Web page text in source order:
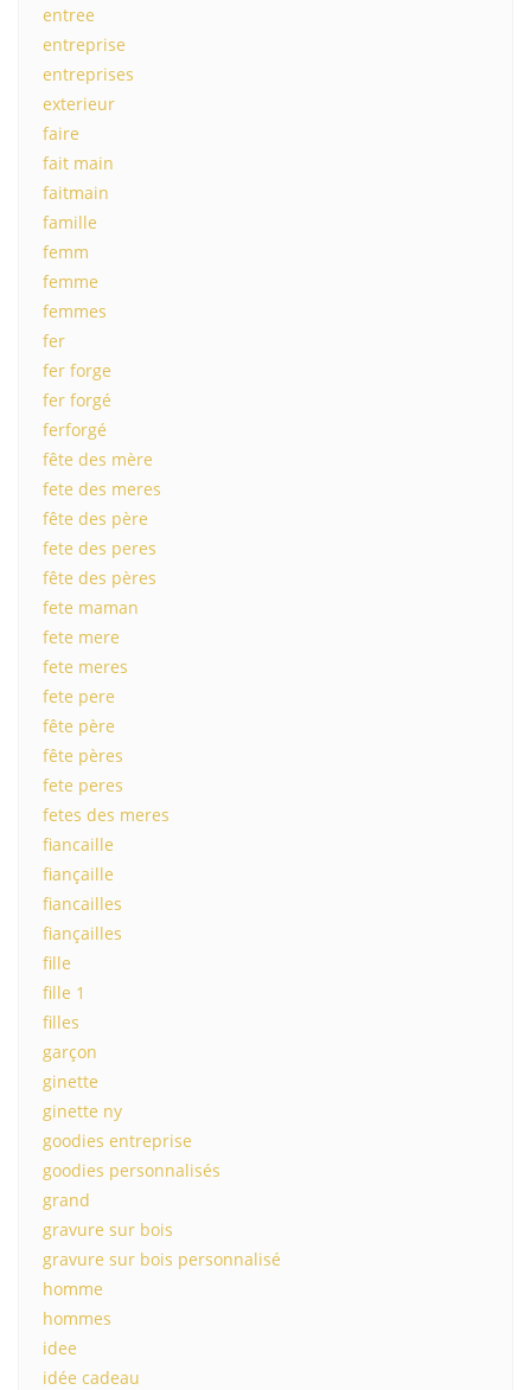
entree
entreprise
entreprises
exterieur
faire
fait main
faitmain
famille
femm
femme
femmes
fer
fer forge
fer forgé
ferforgé
fête des mère
fete des meres
fête des père
fete des peres
fête des pères
fete maman
fete mere
fete meres
fete pere
fête père
fête pères
fete peres
fetes des meres
fiancaille
fiançaille
fiancailles
fiançailles
fille
fille 1
filles
garçon
ginette
ginette ny
goodies entreprise
goodies personnalisés
grand
gravure sur bois
gravure sur bois personnalisé
homme
hommes
idee
idée cadeau